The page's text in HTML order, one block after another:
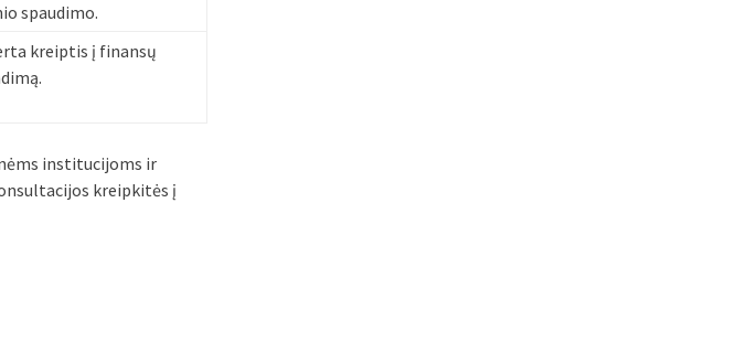
spaudimo.
kreiptis į finansų
institucijoms ir
kreipkitės į